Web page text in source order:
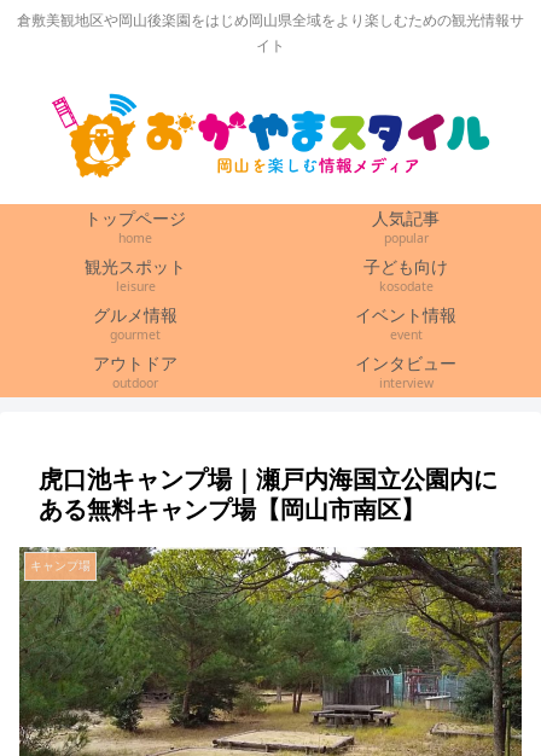
倉敷美観地区や岡山後楽園をはじめ岡山県全域をより楽しむための観光情報サ
イト
トップページ
home
人気記事
popular
観光スポット
leisure
子ども向け
kosodate
グルメ情報
gourmet
イベント情報
event
アウトドア
outdoor
インタビュー
interview
虎口池キャンプ場｜瀬戸内海国立公園内に
ある無料キャンプ場【岡山市南区】
キャンプ場